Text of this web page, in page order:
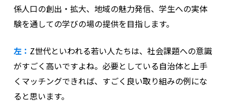
係人口の創出・拡大、地域の魅力発信、学生への実体
験を通しての学びの場の提供を目指します。
左： Z世代といわれる若い人たちは、社会課題への意識
がすごく高いですよね。必要としている自治体と上手
くマッチングできれば、すごく良い取り組みの例にな
ると思います。